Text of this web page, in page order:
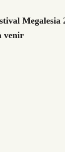
Megalesia
venir